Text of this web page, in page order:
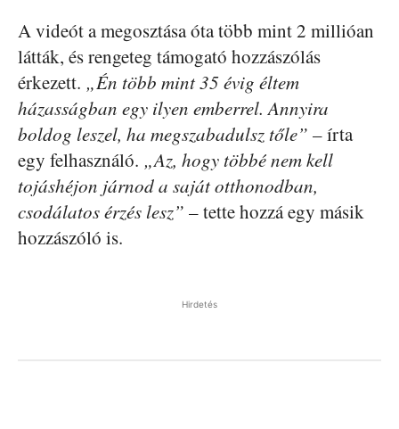
A videót a megosztása óta több mint 2 millióan
látták, és rengeteg támogató hozzászólás
érkezett. „Én több mint 35 évig éltem
házasságban egy ilyen emberrel. Annyira
boldog leszel, ha megszabadulsz tőle” – írta
egy felhasználó. „Az, hogy többé nem kell
tojáshéjon járnod a saját otthonodban,
csodálatos érzés lesz” – tette hozzá egy másik
hozzászóló is.
Hirdetés